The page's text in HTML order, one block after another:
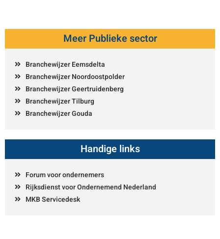
Meer Publieke sector
Branchewijzer Eemsdelta
Branchewijzer Noordoostpolder
Branchewijzer Geertruidenberg
Branchewijzer Tilburg
Branchewijzer Gouda
Handige links
Forum voor ondernemers
Rijksdienst voor Ondernemend Nederland
MKB Servicedesk